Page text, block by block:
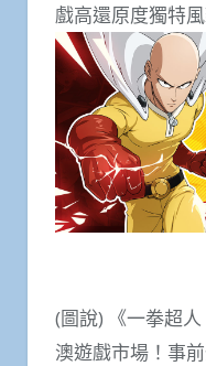
戲高還原度獨特風
(圖說) 《一拳超
澳遊戲市場！事